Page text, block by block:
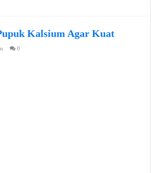
Kalsium Agar Kuat
0